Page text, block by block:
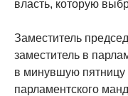
власть, которую
Заместитель
заместитель в
в минувшую пятницу
парламентского